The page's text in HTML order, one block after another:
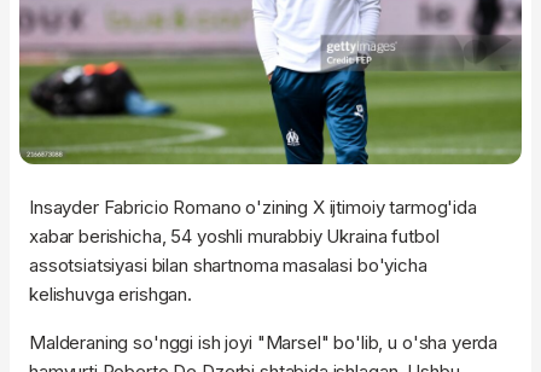
Insayder Fabricio Romano o'zining X ijtimoiy tarmog'ida
xabar berishicha, 54 yoshli murabbiy Ukraina futbol
assotsiatsiyasi bilan shartnoma masalasi bo'yicha
kelishuvga erishgan.
Malderaning so'nggi ish joyi "Marsel" bo'lib, u o'sha yerda